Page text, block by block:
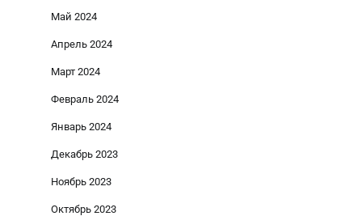
Май 2024
Апрель 2024
Март 2024
Февраль 2024
Январь 2024
Декабрь 2023
Ноябрь 2023
Октябрь 2023